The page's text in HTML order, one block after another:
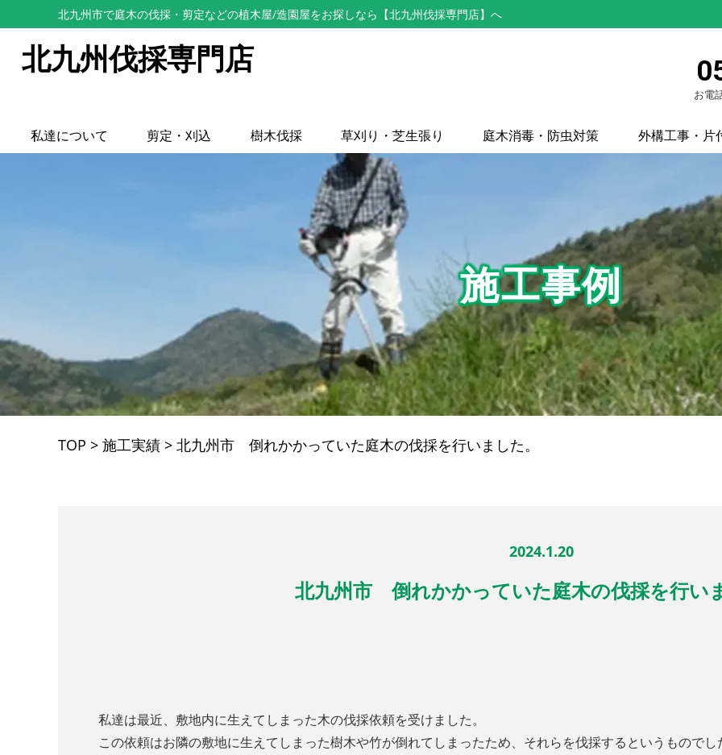
北九州市で庭木の伐採・剪定などの植木屋/造園屋をお探しなら【北九州伐採専門店】へ
北九州伐採専門店
お電
私達について 剪定・刈込 樹木伐採 草刈り・芝生張り 庭木消毒・防虫対策 外構工事・片
施工事例
TOP > 施工実績 > 北九州市 倒れかかっていた庭木の伐採を行いました。
2024.1.20
北九州市 倒れかかっていた庭木の伐採を行い
私達は最近、敷地内に生えてしまった木の伐採依頼を受けました。
この依頼はお隣の敷地に生えてしまった樹木や竹が倒れてしまったため、それらを伐採するというものでし